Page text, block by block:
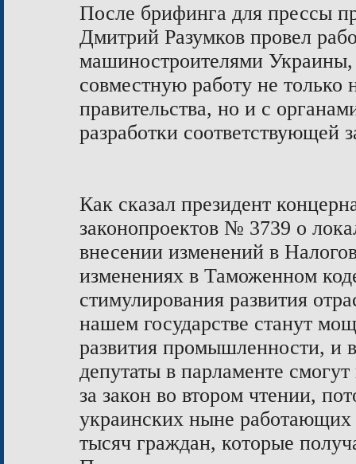
После брифинга для прессы
Дмитрий Разумков провел
машиностроителями Украины,
совместную работу не
правительства, но и с
разработки соответствующей
Как сказал президент
законопроектов № 3739 о
внесении изменений в
изменениях в Таможенном
стимулирования развития
нашем государстве станут
развития промышленности, и
депутаты в парламенте
за закон во втором чтении,
украинских ныне
тысяч граждан, которые